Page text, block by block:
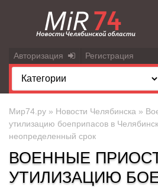
Авторизация Регистрация
Мир74.ру » Новости Челябинска »
утилизацию боеприпасов в
неопределенный срок
ВОЕННЫЕ
УТИЛИЗАЦИЮ